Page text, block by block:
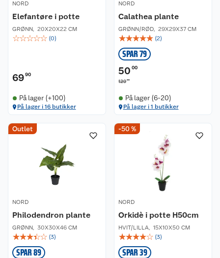
NORD
Elefantøre i potte
GRØNN, 20X20X22 CM
☆☆☆☆☆ (0)
6990
På lager (+100)
På lager i 16 butikker
NORD
Calathea plante
GRØNN/RØD, 29X29X37 CM
☆☆☆☆☆ (2)
SPAR 79
50 00
12900
På lager (6-20)
På lager i 1 butikker
Outlet
NORD
Philodendron plante
GRØNN, 30X30X46 CM
☆☆☆☆☆ (3)
SPAR 89
-50 %
NORD
Orkidè i potte H50cm
HVIT/LILLA, 15X10X50 CM
☆☆☆☆☆ (3)
SPAR 39